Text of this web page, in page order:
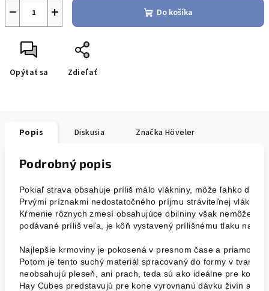
+
− Do košíka
Opýtať sa Zdieľať
Popis Diskusia Značka Höveler
Podrobný popis
Pokiaľ strava obsahuje príliš málo vlákniny, môže ľahko
Prvými príznakmi nedostatočného príjmu stráviteľnej
Kŕmenie rôznych zmesí obsahujúce obilniny však nemôže
podávané príliš veľa, je kôň vystavený prílišnému tlaku na
Najlepšie krmoviny je pokosená v presnom čase a priamo
Potom je tento suchý materiál spracovaný do formy v tvare
neobsahujú pleseň, ani prach, teda sú ako ideálne pre kone
Hay Cubes predstavujú pre kone vyrovnanú dávku živín a